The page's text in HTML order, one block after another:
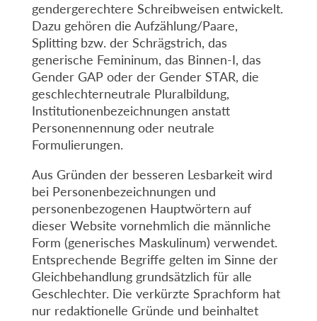
gendergerechtere Schreibweisen entwickelt.
Dazu gehören die Aufzählung/Paare,
Splitting bzw. der Schrägstrich, das
generische Femininum, das Binnen-I, das
Gender GAP oder der Gender STAR, die
geschlechterneutrale Pluralbildung,
Institutionenbezeichnungen anstatt
Personennennung oder neutrale
Formulierungen.
Aus Gründen der besseren Lesbarkeit wird
bei Personenbezeichnungen und
personenbezogenen Hauptwörtern auf
dieser Website vornehmlich die männliche
Form (generisches Maskulinum) verwendet.
Entsprechende Begriffe gelten im Sinne der
Gleichbehandlung grundsätzlich für alle
Geschlechter. Die verkürzte Sprachform hat
nur redaktionelle Gründe und beinhaltet